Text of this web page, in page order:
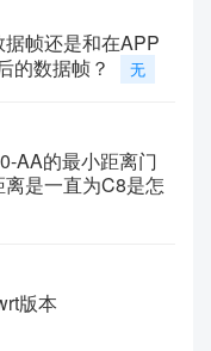
帧还是和在APP
的数据帧？
无
AA的最小距离门
是一直为C8是怎
版本